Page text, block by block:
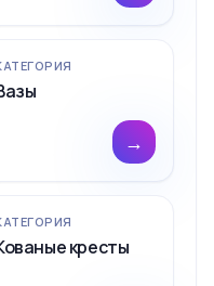
→
кресты